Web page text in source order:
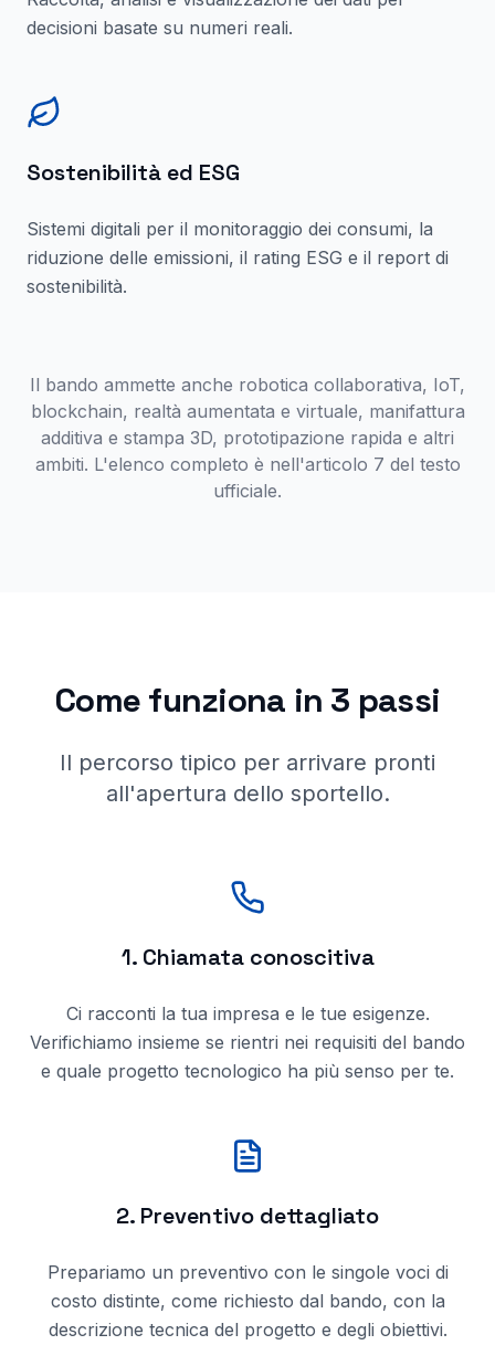
decisioni basate su numeri reali.
Sostenibilità ed ESG
Sistemi digitali per il monitoraggio dei consumi, la
riduzione delle emissioni, il rating ESG e il report di
sostenibilità.
Il bando ammette anche robotica collaborativa, IoT,
blockchain, realtà aumentata e virtuale, manifattura
additiva e stampa 3D, prototipazione rapida e altri
ambiti. L'elenco completo è nell'articolo 7 del testo
ufficiale.
Come funziona in 3 passi
Il percorso tipico per arrivare pronti
all'apertura dello sportello.
1. Chiamata conoscitiva
Ci racconti la tua impresa e le tue esigenze.
Verifichiamo insieme se rientri nei requisiti del bando
e quale progetto tecnologico ha più senso per te.
2. Preventivo dettagliato
Prepariamo un preventivo con le singole voci di
costo distinte, come richiesto dal bando, con la
descrizione tecnica del progetto e degli obiettivi.